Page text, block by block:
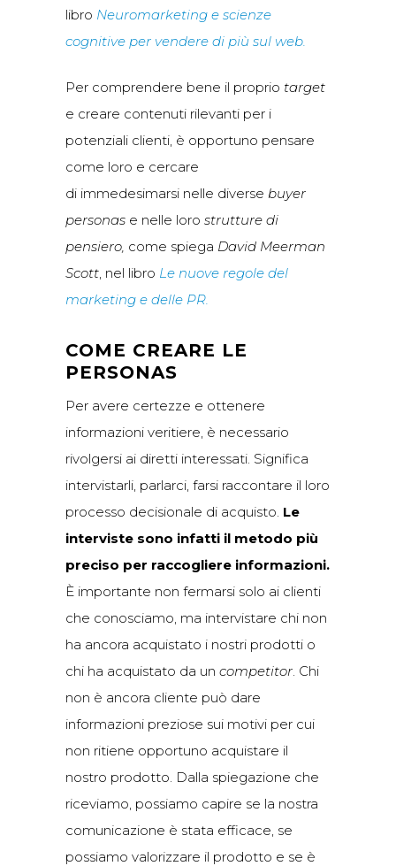
libro Neuromarketing e scienze
cognitive per vendere di più sul web.
Per comprendere bene il proprio target
e creare contenuti rilevanti per i
potenziali clienti, è opportuno pensare
come loro e cercare
di immedesimarsi nelle diverse buyer
personas e nelle loro strutture di
pensiero, come spiega David Meerman
Scott, nel libro Le nuove regole del
marketing e delle PR.
COME CREARE LE
PERSONAS
Per avere certezze e ottenere
informazioni veritiere, è necessario
rivolgersi ai diretti interessati. Significa
intervistarli, parlarci, farsi raccontare il loro
processo decisionale di acquisto. Le
interviste sono infatti il metodo più
preciso per raccogliere informazioni.
È importante non fermarsi solo ai clienti
che conosciamo, ma intervistare chi non
ha ancora acquistato i nostri prodotti o
chi ha acquistato da un competitor. Chi
non è ancora cliente può dare
informazioni preziose sui motivi per cui
non ritiene opportuno acquistare il
nostro prodotto. Dalla spiegazione che
riceviamo, possiamo capire se la nostra
comunicazione è stata efficace, se
possiamo valorizzare il prodotto e se è